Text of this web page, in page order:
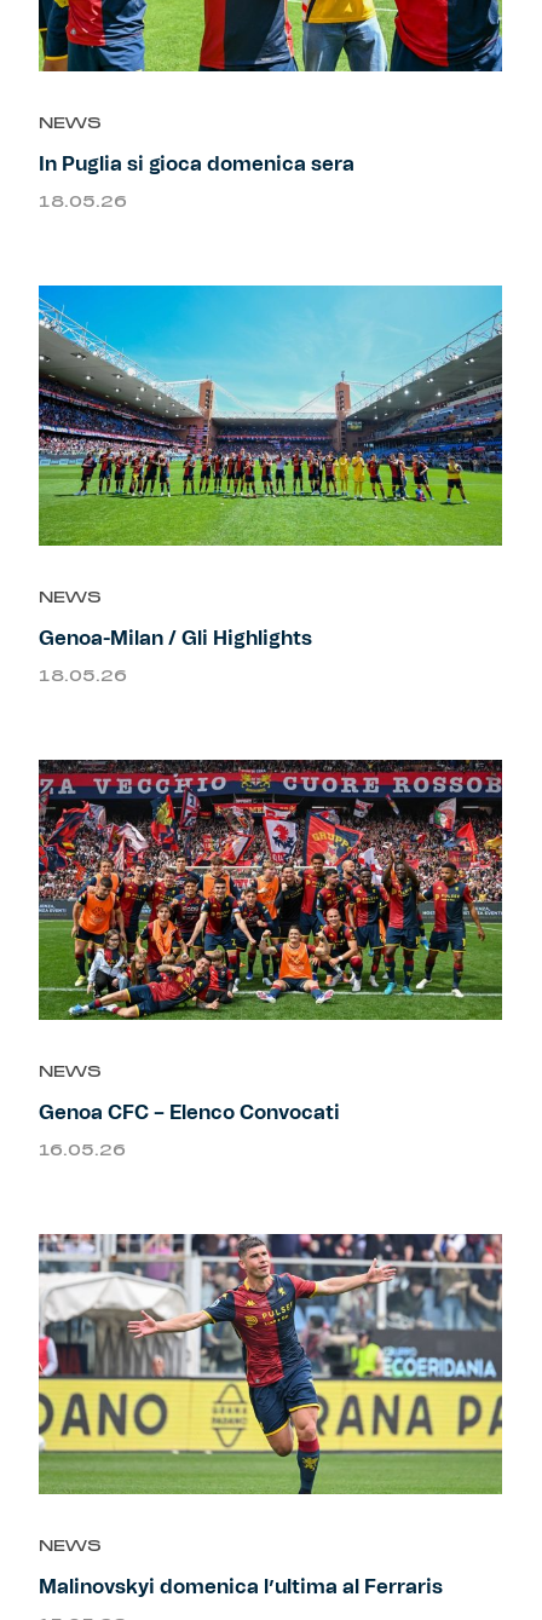
NEWS
In Puglia si gioca domenica sera
18.05.26
NEWS
Genoa-Milan / Gli Highlights
18.05.26
NEWS
Genoa CFC – Elenco Convocati
16.05.26
NEWS
Malinovskyi domenica l’ultima al Ferraris